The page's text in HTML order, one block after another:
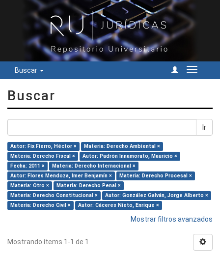
Buscar
Cambiar
Buscar
Ir
Autor: Fix Fierro, Héctor ×
Materia: Derecho Ambiental ×
Materia: Derecho Fiscal ×
Autor: Padrón Innamorato, Mauricio ×
Fecha: 2011 ×
Materia: Derecho Internacional ×
Autor: Flores Mendoza, Imer Benjamín ×
Materia: Derecho Procesal ×
Materia: Otro ×
Materia: Derecho Penal ×
Materia: Derecho Constitucional ×
Autor: González Galván, Jorge Alberto ×
Materia: Derecho Civil ×
Autor: Cáceres Nieto, Enrique ×
Mostrar filtros avanzados
Mostrando ítems 1-1 de 1